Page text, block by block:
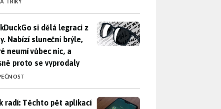
si dělá legraci z Mety. Nabízí sluneční brýle, které
si dělá legraci z
Nabízí sluneční brýle,
neumí vůbec nic, a
proto se vyprodaly
radí: Těchto pět aplikací od Googlu potichu vybíjí baterii
radí: Těchto pět aplikací